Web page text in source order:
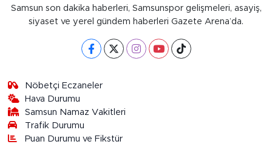
Samsun son dakika haberleri, Samsunspor gelişmeleri, asayiş,
siyaset ve yerel gündem haberleri Gazete Arena’da.
Nöbetçi Eczaneler
Hava Durumu
Samsun Namaz Vakitleri
Trafik Durumu
Puan Durumu ve Fikstür